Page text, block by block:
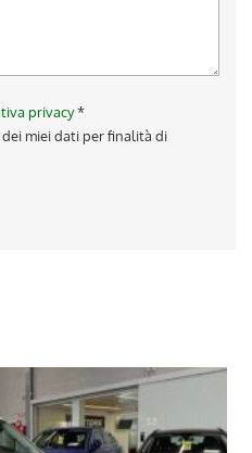
privacy*
miei dati per finalità di